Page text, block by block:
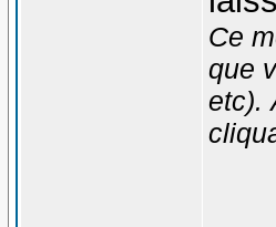
Ce
que
etc).